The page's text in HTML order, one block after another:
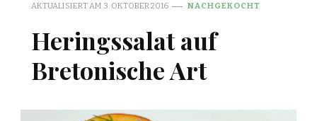
AKTUALISIERT AM 3. OKTOBER 2016 NACHGEKOCHT
Heringssalat auf
Bretonische Art